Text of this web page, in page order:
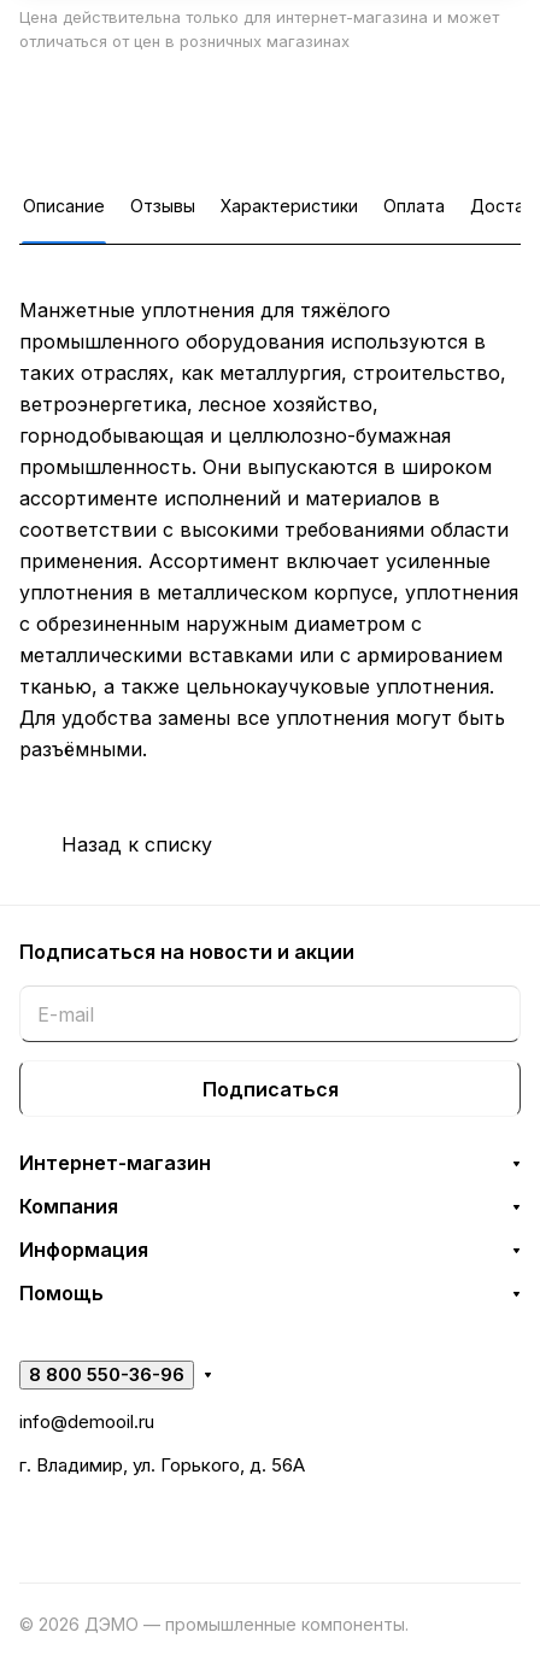
Цена действительна только для интернет-магазина и может
отличаться от цен в розничных магазинах
Описание Отзывы Характеристики Оплата
Манжетные уплотнения для тяжёлого
промышленного оборудования используются в
таких отраслях, как металлургия, строительство,
ветроэнергетика, лесное хозяйство,
горнодобывающая и целлюлозно-бумажная
промышленность. Они выпускаются в широком
ассортименте исполнений и материалов в
соответствии с высокими требованиями области
применения. Ассортимент включает усиленные
уплотнения в металлическом корпусе, уплотнения
с обрезиненным наружным диаметром с
металлическими вставками или с армированием
тканью, а также цельнокаучуковые уплотнения.
Для удобства замены все уплотнения могут быть
разъёмными.
Назад к списку
Подписаться на новости и акции
Подписаться
Интернет-магазин
Компания
Информация
Помощь
8 800 550-36-96
info@demooil.ru
г. Владимир, ул. Горького, д. 56А
© 2026 ДЭМО — промышленные компоненты.